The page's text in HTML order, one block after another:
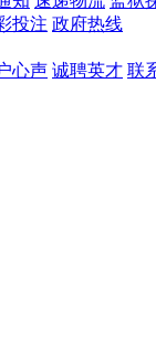
投注 政府热线
心声 诚聘英才 联